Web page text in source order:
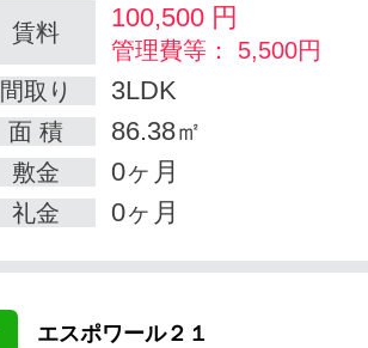
賃料 100,500 円
管理費等： 5,500円
間取り
3LDK
面 積 86.38㎡
敷金 0ヶ月
礼金 0ヶ月
エスポワール２１